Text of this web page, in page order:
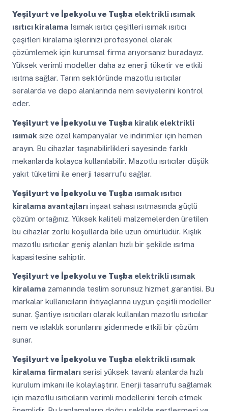
Yeşilyurt ve İpekyolu ve Tuşba elektrikli ısımak
ısıtıcı kiralamaIsımak ısıtıcı çeşitleri ısımak ısıtıcı
çeşitleri kiralama işlerinizi profesyonel olarak
çözümlemek için kurumsal firma arıyorsanız buradayız.
Yüksek verimli modeller daha az enerji tüketir ve etkili
ısıtma sağlar. Tarım sektöründe mazotlu ısıtıcılar
seralarda ve depo alanlarında nem seviyelerini kontrol
eder.
Yeşilyurt ve İpekyolu ve Tuşba kiralık elektrikli
ısımak size özel kampanyalar ve indirimler için hemen
arayın. Bu cihazlar taşınabilirlikleri sayesinde farklı
mekanlarda kolayca kullanılabilir. Mazotlu ısıtıcılar düşük
yakıt tüketimi ile enerji tasarrufu sağlar.
Yeşilyurt ve İpekyolu ve Tuşba ısımak ısıtıcı
kiralama avantajlarıinşaat sahası ısıtmasında güçlü
çözüm ortağınız. Yüksek kaliteli malzemelerden üretilen
bu cihazlar zorlu koşullarda bile uzun ömürlüdür. Kışlık
mazotlu ısıtıcılar geniş alanları hızlı bir şekilde ısıtma
kapasitesine sahiptir.
Yeşilyurt ve İpekyolu ve Tuşba elektrikli ısımak
kiralamazamanında teslim sorunsuz hizmet garantisi. Bu
markalar kullanıcıların ihtiyaçlarına uygun çeşitli modeller
sunar. Şantiye ısıtıcıları olarak kullanılan mazotlu ısıtıcılar
nem ve ıslaklık sorunlarını gidermede etkili bir çözüm
sunar.
Yeşilyurt ve İpekyolu ve Tuşba elektrikli ısımak
kiralama firmalarıserisi yüksek tavanlı alanlarda hızlı
kurulum imkanı ile kolaylaştırır. Enerji tasarrufu sağlamak
için mazotlu ısıtıcıların verimli modellerini tercih etmek